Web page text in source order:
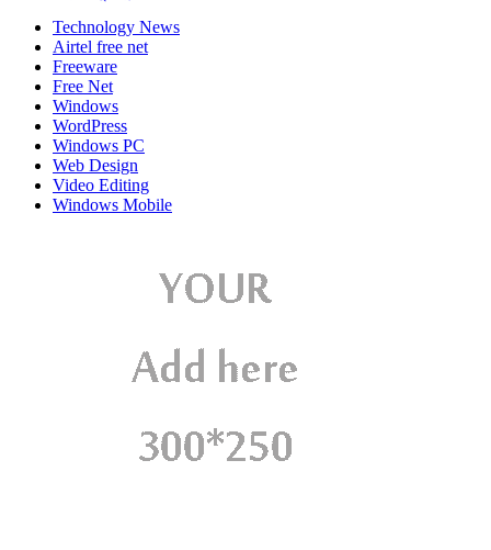
Technology News
Airtel free net
Freeware
Free Net
Windows
WordPress
Windows PC
Web Design
Video Editing
Windows Mobile